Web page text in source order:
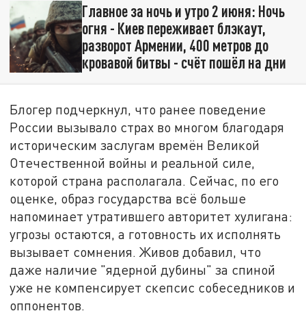
Главное за ночь и утро 2 июня: Ночь
огня - Киев переживает блэкаут,
разворот Армении, 400 метров до
кровавой битвы - счёт пошёл на дни
Блогер подчеркнул, что ранее поведение
России вызывало страх во многом благодаря
историческим заслугам времён Великой
Отечественной войны и реальной силе,
которой страна располагала. Сейчас, по его
оценке, образ государства всё больше
напоминает утратившего авторитет хулигана:
угрозы остаются, а готовность их исполнять
вызывает сомнения. Живов добавил, что
даже наличие "ядерной дубины" за спиной
уже не компенсирует скепсис собеседников и
оппонентов.